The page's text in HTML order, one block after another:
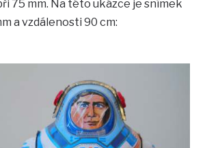
75 mm. Na této ukázce je snímek
a vzdálenosti 90 cm: